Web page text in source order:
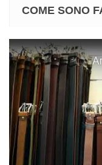
COME SONO